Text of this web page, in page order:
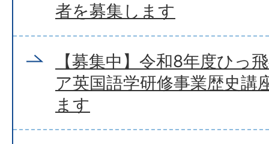
者を募集します
【募集中】令和8年度ひっ
ア英国語学研修事業歴史講
ます